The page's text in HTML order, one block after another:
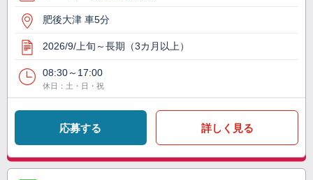
肥後大津 車5分
2026/9/上旬～長期（3カ月以上）
08:30～17:00
休日：土・日・祝
応募する 詳しく見る